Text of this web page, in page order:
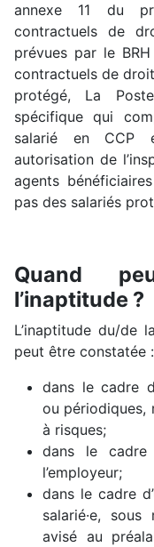
annexe 11 du
contractuels de
prévues par le
contractuels de droit
protégé, La
spécifique qui
salarié en CCP
autorisation de
agents
pas des salariés
Quand
l’inaptitude ?
L’inaptitude du/de
peut être constatée :
dans le cadre
ou périodiques,
à risques;
dans le cadre
l’employeur;
dans le cadre
salarié·e,
avisé au